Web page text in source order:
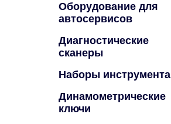
Оборудование для
автосервисов
Диагностические
сканеры
Наборы инструмента
Динамометрические
ключи